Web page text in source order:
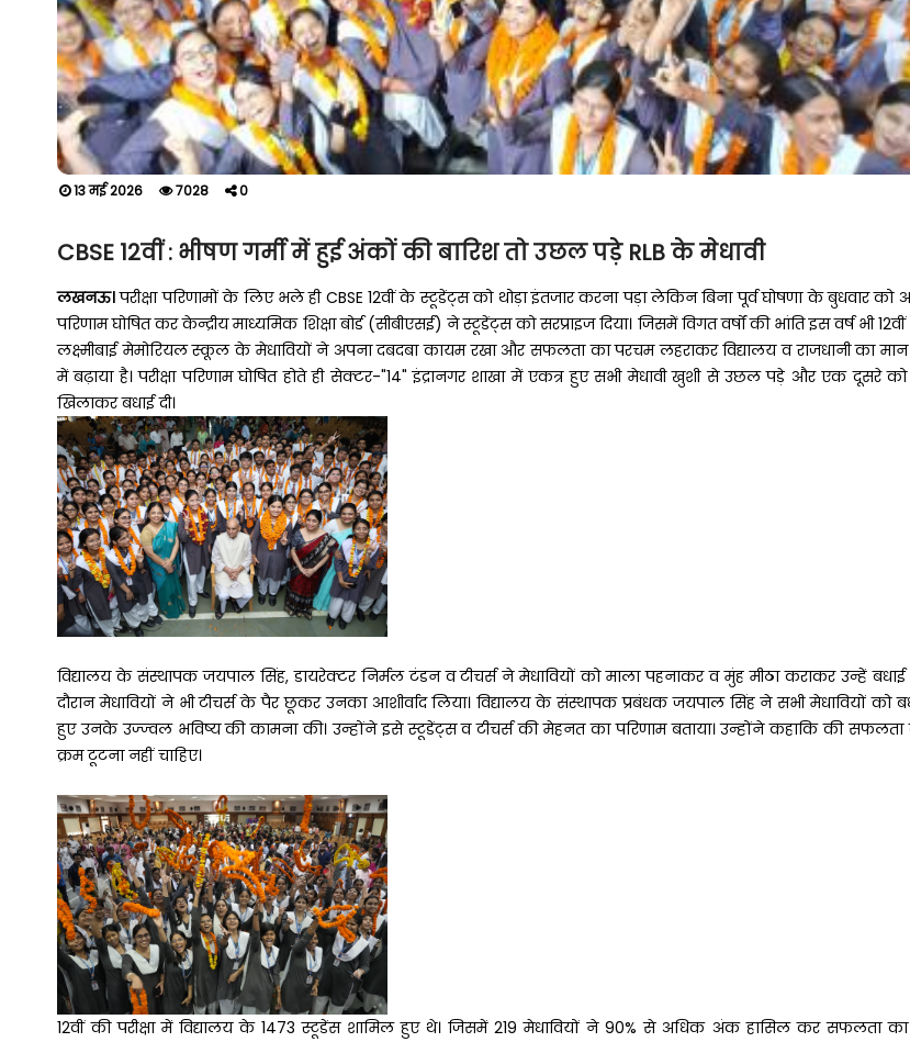
13 मई 2026 7028 0
CBSE 12वीं : भीषण गर्मी में हुई अंकों की बारिश तो उछल पड़े RLB के मेधावी
लखनऊ।परीक्षा परिणामों के लिए भले ही CBSE 12वीं के स्टूडेंट्स को थोड़ा इंतजार करना पड़ा लेकिन बिना पूर्व घोषणा के बुधवार को
परिणाम घोषित कर केन्द्रीय माध्यमिक शिक्षा बोर्ड (सीबीएसई) ने स्टूडेंट्स को सरप्राइज दिया। जिसमें विगत वर्षों की भांति इस वर्ष भी 12वीं
लक्ष्मीबाई मेमोरियल स्कूल के मेधावियों ने अपना दबदबा कायम रखा और सफलता का परचम लहराकर विद्यालय व राजधानी का
में बढ़ाया है। परीक्षा परिणाम घोषित होते ही सेक्टर-"14" इंद्रानगर शाखा में एकत्र हुए सभी मेधावी खुशी से उछल पड़े और एक दूसरे को
खिलाकर बधाई दी।
विद्यालय के संस्थापक जयपाल सिंह, डायरेक्टर निर्मल टंडन व टीचर्स ने मेधावियों को माला पहनाकर व मुंह मीठा कराकर उन्हें बधाई
दौरान मेधावियों ने भी टीचर्स के पैर छूकर उनका आशीर्वाद लिया। विद्यालय के संस्थापक प्रबंधक जयपाल सिंह ने सभी मेधावियों को
हुए उनके उज्ज्वल भविष्य की कामना की। उन्होंने इसे स्टूडेंट्स व टीचर्स की मेहनत का परिणाम बताया। उन्होंने कहाकि की
क्रम टूटना नहीं चाहिए।
12वीं की परीक्षा में विद्यालय के 1473 स्टूडेंस शामिल हुए थे। जिसमें 219 मेधावियों ने 90% से अधिक अंक हासिल कर सफलता